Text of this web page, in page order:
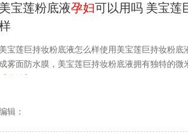
美宝莲粉底液孕妇可以用吗 美宝莲
美宝莲巨持妆粉底液怎么样使用美宝莲巨持妆粉底
成雾面防水膜，美宝莲巨持妆粉底液拥有独特的微
辑：